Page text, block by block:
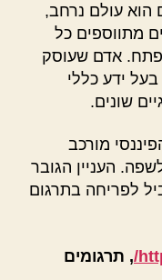
עולם נרחב,
מתווספים כל
אדם שעוסק
ידע כללי
שונים.
מורכב
העניין הגובר
לפריחה בתרגום
, תרגומים